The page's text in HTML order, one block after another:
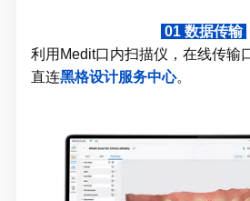
01 数据传输
利用Medit口内扫描仪，在线传输
直连黑格设计服务中心。